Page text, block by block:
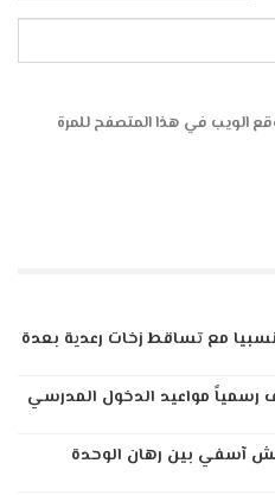
الويب في هذا المتصفح للمرة
مع تساقط زخات رعدية بعدة
رسمياً مواعيد الدخول المدرسي
آسفي بين رهان الوحدة